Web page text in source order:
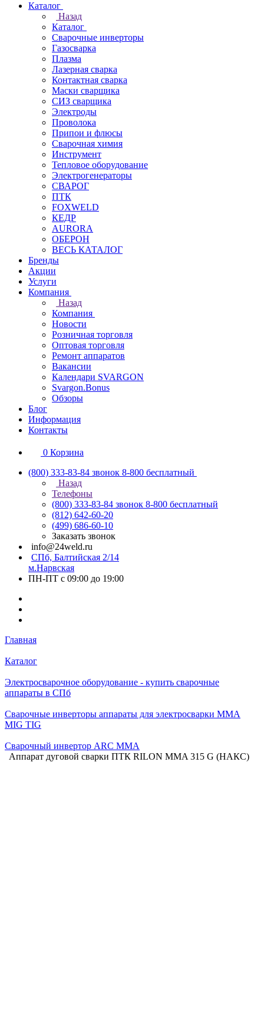
Каталог
Назад
Каталог
Сварочные инверторы
Газосварка
Плазма
Лазерная сварка
Контактная сварка
Маски сварщика
СИЗ сварщика
Электроды
Проволока
Припои и флюсы
Сварочная химия
Инструмент
Тепловое оборудование
Электрогенераторы
СВАРОГ
ПТК
FOXWELD
КЕДР
AURORA
ОБЕРОН
ВЕСЬ КАТАЛОГ
Бренды
Акции
Услуги
Компания
Назад
Компания
Новости
Розничная торговля
Оптовая торговля
Ремонт аппаратов
Вакансии
Календари SVARGON
Svargon.Bonus
Обзоры
Блог
Информация
Контакты
0 Корзина
(800) 333-83-84 звонок 8-800 бесплатный
Назад
Телефоны
(800) 333-83-84 звонок 8-800 бесплатный
(812) 642-60-20
(499) 686-60-10
Заказать звонок
info@24weld.ru
СПб, Балтийская 2/14
м.Нарвская
ПН-ПТ с 09:00 до 19:00
Главная
Каталог
Электросварочное оборудование - купить сварочные
аппараты в СПб
Сварочные инверторы аппараты для электросварки MMA
MIG TIG
Сварочный инвертор ARC MMA
Аппарат дуговой сварки ПТК RILON MMA 315 G (НАКС)